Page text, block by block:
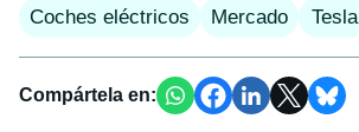
Coches eléctricos Mercado Tesla
Compártela en: